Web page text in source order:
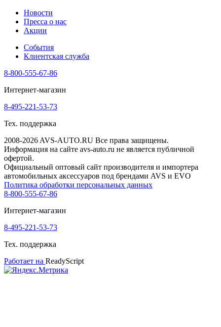
Новости
Пресса о нас
Акции
События
Клиентская служба
8-800-555-67-86
Интернет-магазин
8-495-221-53-73
Тех. поддержка
2008-2026 AVS-AUTO.RU Все права защищены.
Информация на сайте avs-auto.ru не является публичной
офертой.
Официальный оптовый сайт производителя и импортера
автомобильных аксессуаров под брендами AVS и EVO
Политика обработки персональных данных
8-800-555-67-86
Интернет-магазин
8-495-221-53-73
Тех. поддержка
Работает на ReadyScript